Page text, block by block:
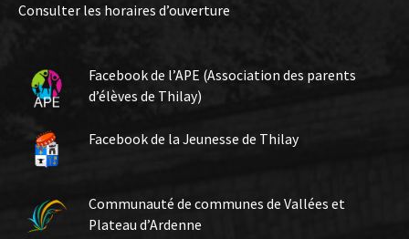
Consulter les horaires d’ouverture
Facebook de l’APE (Association des parents
d’élèves de Thilay)
Facebook de la Jeunesse de Thilay
Communauté de communes de Vallées et
Plateau d’Ardenne